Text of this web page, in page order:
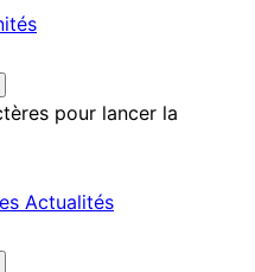
pour lancer la
Actualités